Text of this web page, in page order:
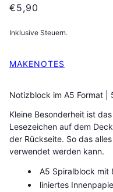
€5,90
Inklusive Steuern.
MAKENOTES
Notizblock im A5 Format |
Kleine Besonderheit ist
Lesezeichen auf dem
der Rückseite. So das
verwendet werden kann.
A5 Spiralblock mit
liniertes